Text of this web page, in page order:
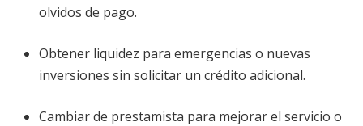
olvidos de pago.
Obtener liquidez para emergencias o nuevas
inversiones sin solicitar un crédito adicional.
Cambiar de prestamista para mejorar el servicio o